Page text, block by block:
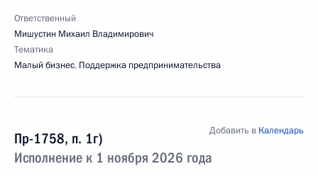
Ответственный
Мишустин Михаил Владимирович
Тематика
Малый бизнес, Поддержка предпринимательства
Пр-1758, п. 1г)
Исполнение к 1 ноября 2026 года
Добавить в Календарь